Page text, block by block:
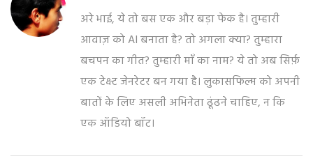
अरे भाई, ये तो बस एक और बड़ा फेक है। तुम्हारी
आवाज़ को AI बनाता है? तो अगला क्या? तुम्हारा
बचपन का गीत? तुम्हारी माँ का नाम? ये तो अब सिर्फ़
एक टेक्स्ट जेनरेटर बन गया है। लुकासफिल्म को अपनी
बातों के लिए असली अभिनेता ढूंढने चाहिए, न कि
एक ऑडियो बॉट।